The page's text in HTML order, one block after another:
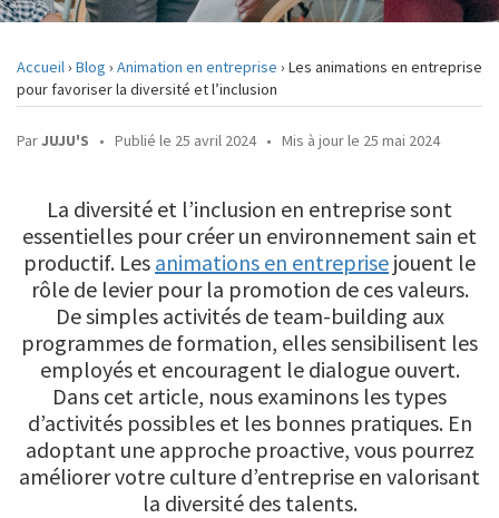
DEVIS
Accueil› Blog › Animation en entreprise › Les animations en entreprise
pour favoriser la diversité et l’inclusion
ParJUJU'S • Publié le 25 avril 2024 • Mis à jour le 25 mai 2024
La diversité et l’inclusion en entreprise sont
essentielles pour créer un environnement sain et
productif. Les animations en entreprise jouent le
rôle de levier pour la promotion de ces valeurs.
De simples activités de team-building aux
programmes de formation, elles sensibilisent les
employés et encouragent le dialogue ouvert.
Dans cet article, nous examinons les types
d’activités possibles et les bonnes pratiques. En
adoptant une approche proactive, vous pourrez
améliorer votre culture d’entreprise en valorisant
la diversité des talents.